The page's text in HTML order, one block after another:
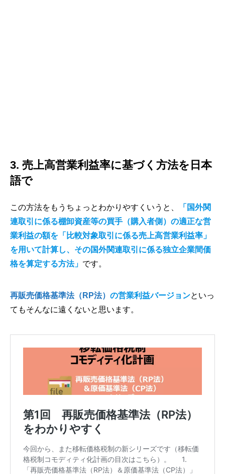
3. 売上高営業利益率に基づく方法を日本
語で
この方法をもうちょっとわかりやすくいうと、
「国外関
連取引に係る棚卸資産等の買手（購入者側）の適正な営
業利益の額を「比較対象取引に係る売上高営業利益率」
を用いて計算し、その国外関連取引に係る独立企業間価
格を算定する方法」 です。
再販売価格基準法（RP法） の営業利益バージョンといっ
てもそんなに遠くないと思います。